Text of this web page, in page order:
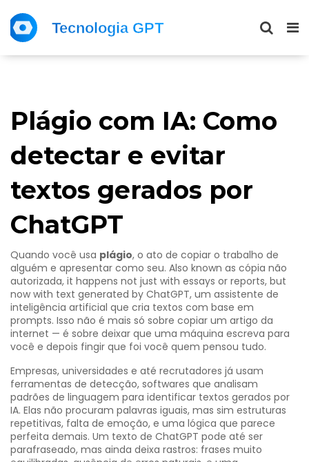
Plágio com IA: Como
detectar e evitar
textos gerados por
ChatGPT
Quando você usa plágio, o ato de copiar o trabalho de
alguém e apresentar como seu. Also known as cópia não
autorizada, it happens not just with essays or reports, but
now with text generated by ChatGPT, um assistente de
inteligência artificial que cria textos com base em
prompts. Isso não é mais só sobre copiar um artigo da
internet — é sobre deixar que uma máquina escreva para
você e depois fingir que foi você quem pensou tudo.
Empresas, universidades e até recrutadores já usam
ferramentas de detecção, softwares que analisam
padrões de linguagem para identificar textos gerados por
IA. Elas não procuram palavras iguais, mas sim estruturas
repetitivas, falta de emoção, e uma lógica que parece
perfeita demais. Um texto de ChatGPT pode até ser
parafraseado, mas ainda deixa rastros: frases muito